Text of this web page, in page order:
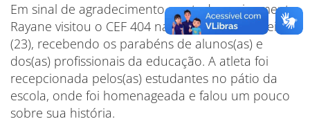
Em sinal de agradecimento por todo ensinamento,
Rayane visitou o CEF 404 na última segunda-feira
(23), recebendo os parabéns de alunos(as) e
dos(as) profissionais da educação. A atleta foi
recepcionada pelos(as) estudantes no pátio da
escola, onde foi homenageada e falou um pouco
sobre sua história.